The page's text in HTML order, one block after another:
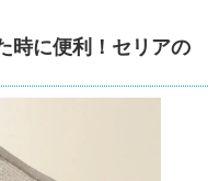
時に便利！セリアの